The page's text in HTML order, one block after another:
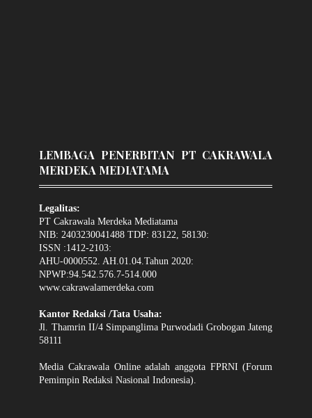
LEMBAGA PENERBITAN PT CAKRAWALA
MERDEKA MEDIATAMA
Legalitas:
PT Cakrawala Merdeka Mediatama
NIB: 2403230041488 TDP: 83122, 58130:
ISSN :1412-2103:
AHU-0000552. AH.01.04.Tahun 2020:
NPWP:94.542.576.7-514.000
www.cakrawalamerdeka.com
Kantor Redaksi /Tata Usaha:
Jl. Thamrin II/4 Simpanglima Purwodadi Grobogan Jateng
58111
Media Cakrawala Online adalah anggota FPRNI (Forum
Pemimpin Redaksi Nasional Indonesia).